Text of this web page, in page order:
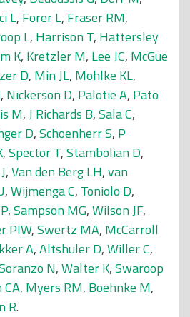
L, Forer L, Fraser RM,
L, Harrison T, Hattersley
K, Kretzler M, Lee JC, McGue
D, Min JL, Mohlke KL,
, Nickerson D, Palotie A, Pato
M,J Richards B,Sala C,
D,Schoenherr S, P
,Spector T,Stambolian D,
,Van den Berg LH,van
,Wijmenga C, Toniolo D,
,Sampson MG,Wilson JF,
PIW,Swertz MA, McCarroll
A,Altshuler D,Willer C,
N,Walter K,Swaroop
CA, Myers RM, Boehnke M,
R.